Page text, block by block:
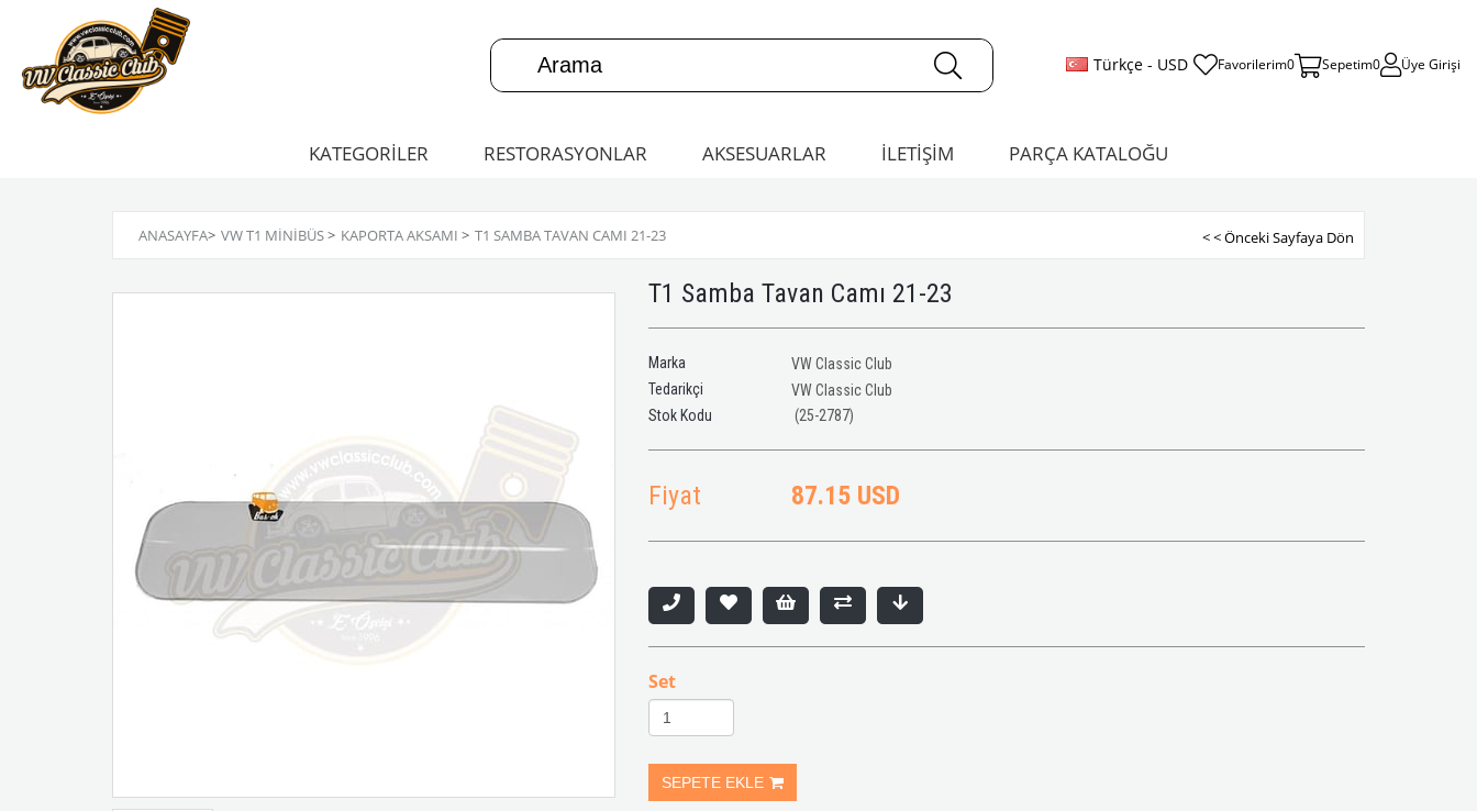
Türkçe - USD Favorilerim0 Sepetim0 Üye Girişi
KATEGORİLER RESTORASYONLAR AKSESUARLAR İLETİŞİM PARÇA KATALOĞU
ANASAYFA> VW T1 MINIBÜS> KAPORTA AKSAMI > T1 SAMBA TAVAN CAMI 21-23 < < Önceki Sayfaya Dön
T1 Samba Tavan Camı 21-23
Marka
VW Classic Club
Tedarikçi
VW Classic Club
(25-2787)
Fiyat 87.15 USD
Set